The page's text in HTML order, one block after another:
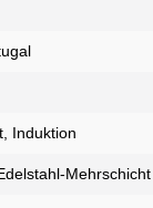
Induktion
Mehrschicht